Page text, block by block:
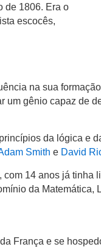
de 1806. Era o
escocês,
na sua
um gênio capaz de
da lógica e
Smith e David
14 anos já tinha
da Matemática,
França e se